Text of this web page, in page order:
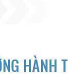
HÀNH